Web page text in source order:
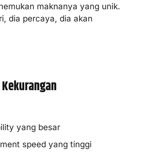
maknanya yang unik.
dia percaya, dia akan
yang besar
speed yang tinggi